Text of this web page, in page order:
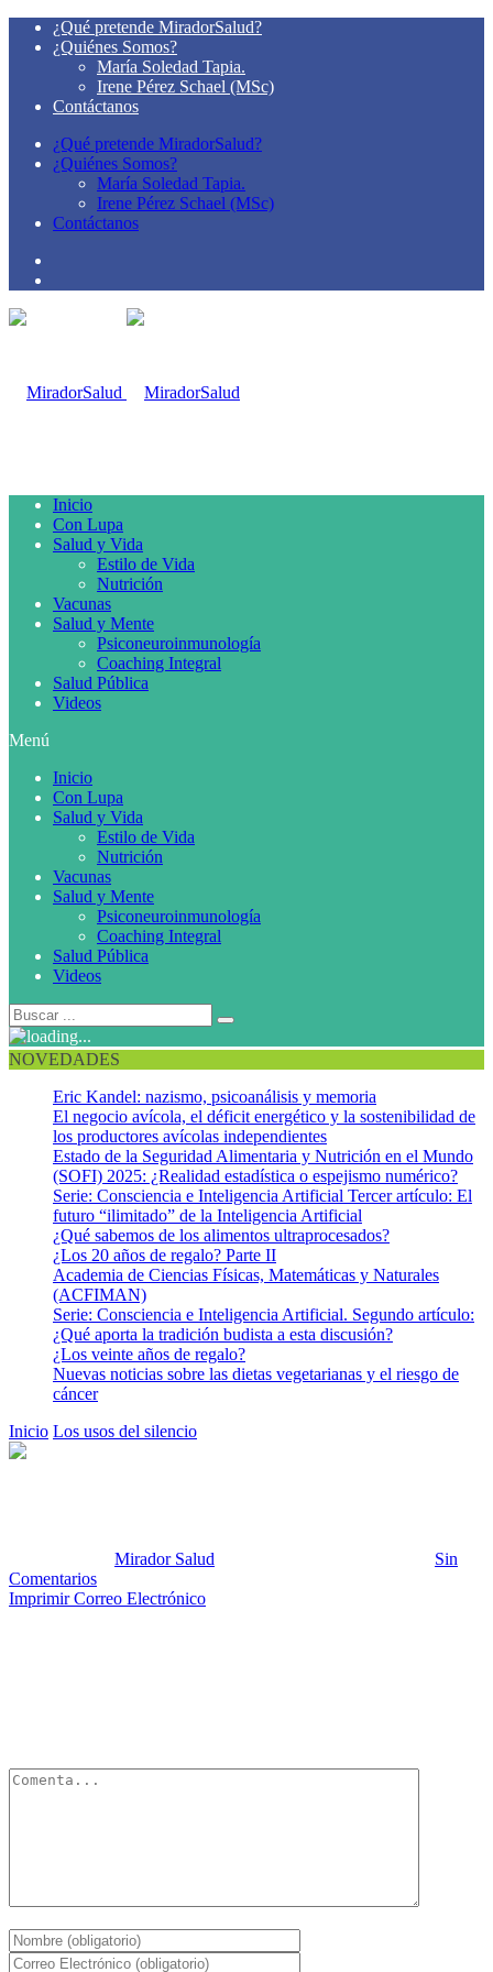
¿Qué pretende MiradorSalud?
¿Quiénes Somos?
María Soledad Tapia.
Irene Pérez Schael (MSc)
Contáctanos
¿Qué pretende MiradorSalud?
¿Quiénes Somos?
María Soledad Tapia.
Irene Pérez Schael (MSc)
Contáctanos
Inicio
Con Lupa
Salud y Vida
Estilo de Vida
Nutrición
Vacunas
Salud y Mente
Psiconeuroinmunología
Coaching Integral
Salud Pública
Videos
Menú
Inicio
Con Lupa
Salud y Vida
Estilo de Vida
Nutrición
Vacunas
Salud y Mente
Psiconeuroinmunología
Coaching Integral
Salud Pública
Videos
NOVEDADES
Eric Kandel: nazismo, psicoanálisis y memoria
El negocio avícola, el déficit energético y la sostenibilidad de
los productores avícolas independientes
Estado de la Seguridad Alimentaria y Nutrición en el Mundo
(SOFI) 2025: ¿Realidad estadística o espejismo numérico?
Serie: Consciencia e Inteligencia Artificial Tercer artículo: El
futuro “ilimitado” de la Inteligencia Artificial
¿Qué sabemos de los alimentos ultraprocesados?
¿Los 20 años de regalo? Parte II
Academia de Ciencias Físicas, Matemáticas y Naturales
(ACFIMAN)
Serie: Consciencia e Inteligencia Artificial. Segundo artículo:
¿Qué aporta la tradición budista a esta discusión?
¿Los veinte años de regalo?
Nuevas noticias sobre las dietas vegetarianas y el riesgo de
cáncer
Inicio Los usos del silencio
Mirador Salud
Sin
Comentarios
Imprimir Correo Electrónico